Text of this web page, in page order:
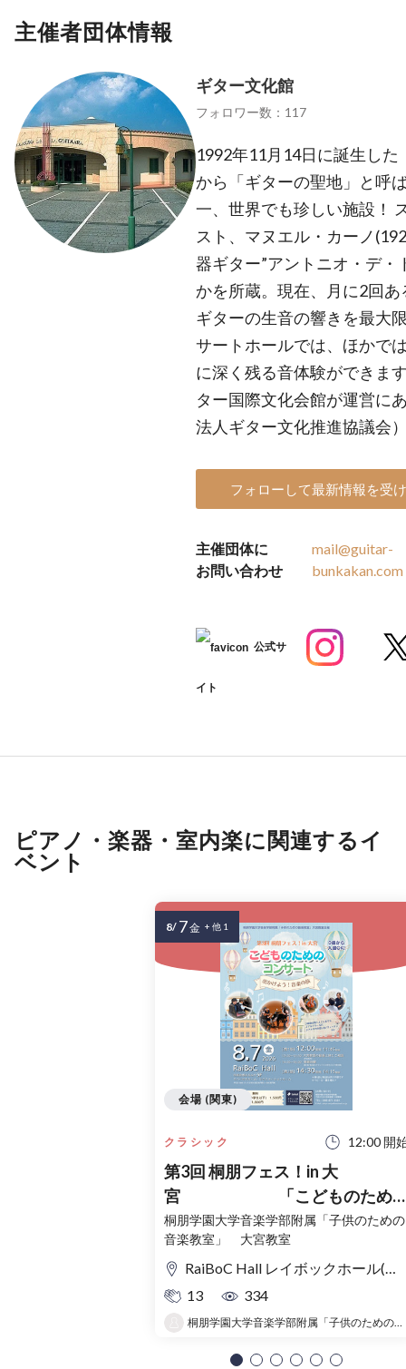
主催者団体情報
ギター文化館
フォロワー数：117
1992年11月14日に誕生し
から「ギターの聖地」と呼
一、世界でも珍しい施設！
スト、マヌエル・カーノ
器ギター”アントニオ・デ
かを所蔵。現在、月に2回
ギターの生音の響きを最大
サートホールでは、ほかで
に深く残る音体験ができま
ター国際文化会館が運営に
法人ギター文化推進協議会
フォローして最新情報を受
主催団体に
お問い合わせ
mail@guitar-
bunkakan.com
公式サ
イト
ピアノ・楽器・室内楽に関連するイ
ベント
クラシック 12:00 開
第3回 桐朋フェス！in 大
宮 「こどものため
コンサート」〜出かけよう！音
の旅〜
桐朋学園大学音楽学部附属「子供のための
音楽教室」 大宮教室
RaiBoC Hall レイボックホール(市民会館おおみや) 5F リハーサルルーム・レクリエーションルーム
13
334
桐朋学園大学音楽学部附属「子供のための音楽教室 」大宮教室
会場 (関東)
8/ 7金 + 他 1